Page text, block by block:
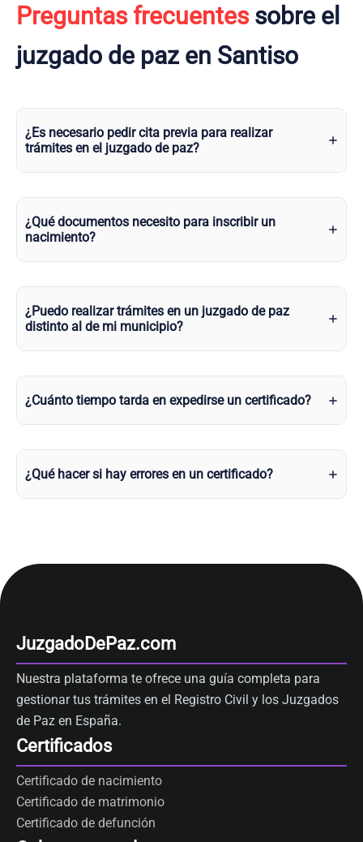
Preguntas frecuentessobre el
juzgado de paz en Santiso
¿Es necesario pedir cita previa para realizar
trámites en el juzgado de paz?
¿Qué documentos necesito para inscribir un
nacimiento?
¿Puedo realizar trámites en un juzgado de paz
distinto al de mi municipio?
¿Cuánto tiempo tarda en expedirse un certificado?
¿Qué hacer si hay errores en un certificado?
JuzgadoDePaz.com
Nuestra plataforma te ofrece una guía completa para
gestionar tus trámites en el Registro Civil y los Juzgados
de Paz en España.
Certificados
Certificado de nacimiento
Certificado de matrimonio
Certificado de defunción